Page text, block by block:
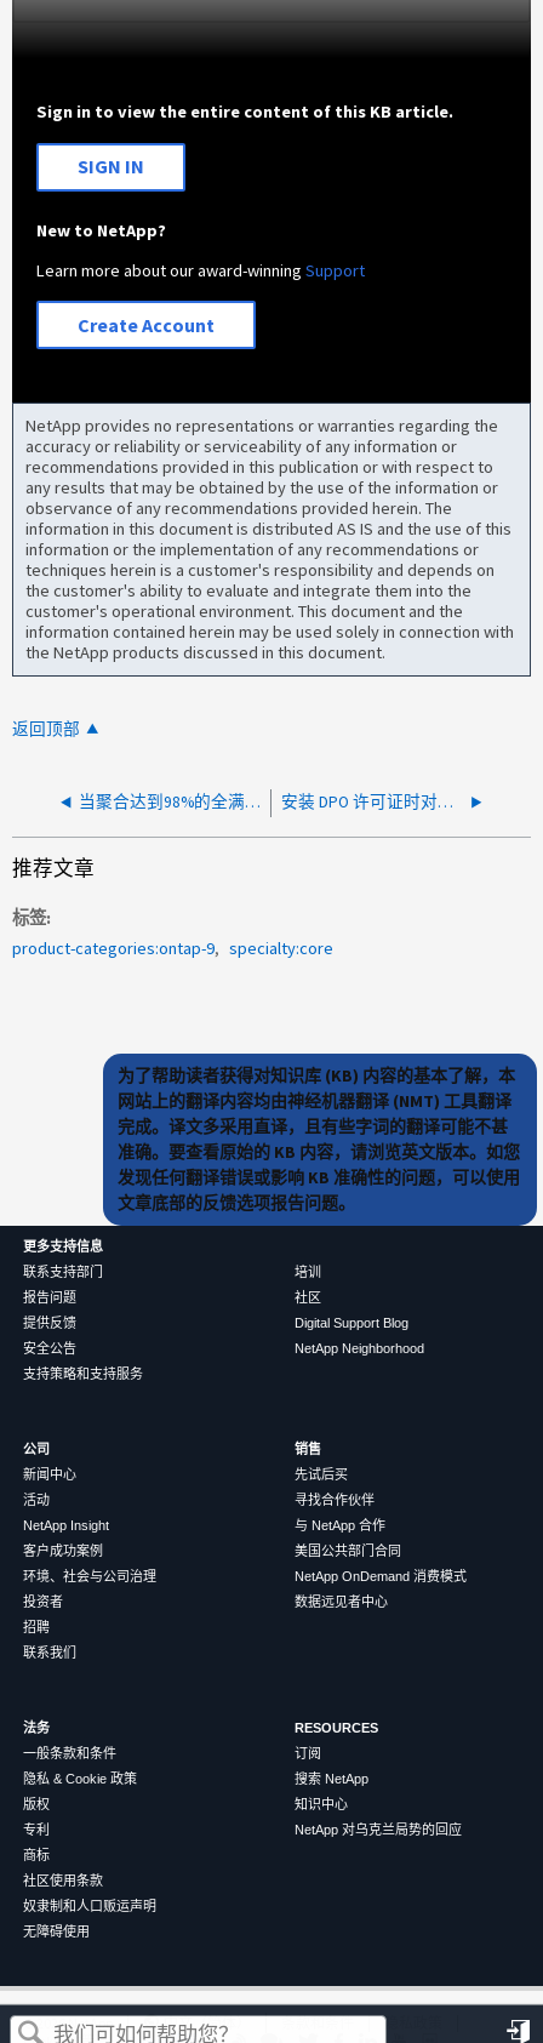
Sign in to view the entire content of this KB article.
SIGN IN
New to NetApp?
Learn more about our award-winningSupport
Create Account
NetApp provides no representations or warranties regarding the
accuracy or reliability or serviceability of any information or
recommendations provided in this publication or with respect to
any results that may be obtained by the use of the information or
observance of any recommendations provided herein. The
information in this document is distributed AS IS and the use of this
information or the implementation of any recommendations or
techniques herein is a customer's responsibility and depends on
the customer's ability to evaluate and integrate them into the
customer's operational environment. This document and the
information contained herein may be used solely in connection with
the NetApp products discussed in this document.
返回顶部
当聚合达到98%的全满度时、对象存储层中止 安装 DPO 许可证时对象存储附件失败
这篇文章对您有帮助吗？
推荐文章
标签
product-categories:ontap-9
specialty:core
为了帮助读者获得对知识库 (KB) 内容的基本了解，本
网站上的翻译内容均由神经机器翻译 (NMT) 工具翻译
完成。译文多采用直译，且有些字词的翻译可能不甚
准确。要查看原始的 KB 内容，请浏览英文版本。如您
发现任何翻译错误或影响 KB 准确性的问题，可以使用
文章底部的反馈选项报告问题。
更多支持信息
联系支持部门
报告问题
提供反馈
安全公告
支持策略和支持服务
培训
社区
Digital Support Blog
NetApp Neighborhood
公司
新闻中心
活动
NetApp Insight
客户成功案例
环境、社会与公司治理
投资者
招聘
联系我们
销售
先试后买
寻找合作伙伴
与 NetApp 合作
美国公共部门合同
NetApp OnDemand 消费模式
数据远见者中心
法务
一般条款和条件
隐私 & Cookie 政策
版权
专利
商标
社区使用条款
奴隶制和人口贩运声明
无障碍使用
RESOURCES
订阅
搜索 NetApp
知识中心
NetApp 对乌克兰局势的回应
©2026NetApp 中文（简体） 条款和条件
隐私政策